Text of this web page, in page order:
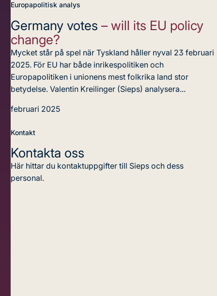
Europapolitisk analys
Germany votes – will its EU policy
change?
Mycket står på spel när Tyskland håller nyval 23 februari
2025. För EU har både inrikespolitiken och
Europapolitiken i unionens mest folkrika land stor
betydelse. Valentin Kreilinger (Sieps) analysera...
februari 2025
Kontakt
Kontakta oss
Här hittar du kontaktuppgifter till Sieps och dess
personal.